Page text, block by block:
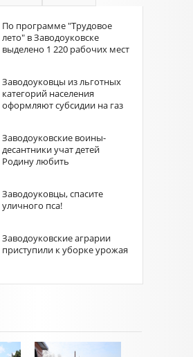
По программе "Трудовое
лето" в Заводоуковске
выделено 1 220 рабочих мест
Заводоуковцы из льготных
категорий населения
оформляют субсидии на газ
Заводоуковские воины-
десантники учат детей
Родину любить
Заводоуковцы, спасите
уличного пса!
Заводоуковские аграрии
приступили к уборке урожая